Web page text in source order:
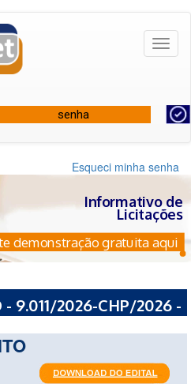
Esqueci minha senha
Informativo de
Licitações
demonstração gratuita aqui
9.011/2026-CHP/2026 -